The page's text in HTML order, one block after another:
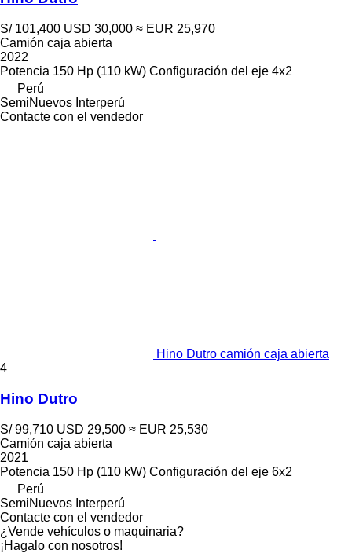
S/ 101,400 USD 30,000 ≈ EUR 25,970
Camión caja abierta
2022
Potencia 150 Hp (110 kW) Configuración del eje 4x2
Perú
SemiNuevos Interperú
Contacte con el vendedor
Hino Dutro camión caja abierta
4
Hino Dutro
S/ 99,710 USD 29,500 ≈ EUR 25,530
Camión caja abierta
2021
Potencia 150 Hp (110 kW) Configuración del eje 6x2
Perú
SemiNuevos Interperú
Contacte con el vendedor
¿Vende vehículos o maquinaria?
¡Hagalo con nosotros!